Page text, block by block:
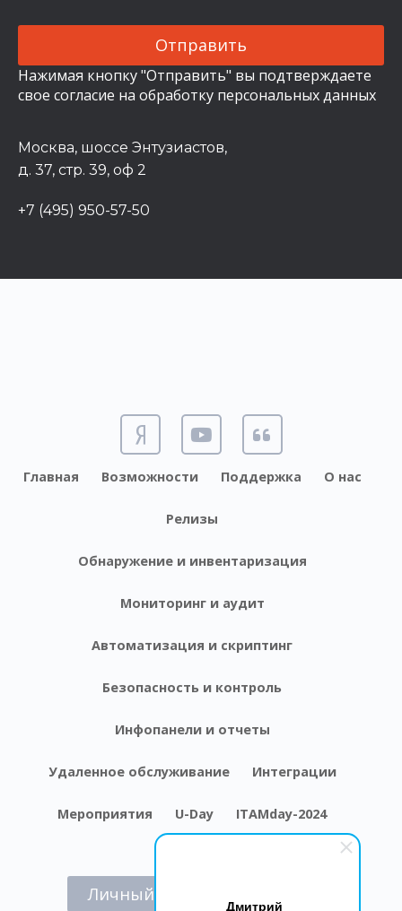
Дмитрий
Нажимая кнопку "Отправить" вы подтверждаете
свое согласие на обработку персональных данных
Москва, шоссе Энтузиастов,
д. 37, стр. 39, оф 2
+7 (495) 950-57-50
Главная Возможности Поддержка О нас
Релизы
Обнаружение и инвентаризация
Мониторинг и аудит
Автоматизация и скриптинг
Безопасность и контроль
Инфопанели и отчеты
Удаленное обслуживание Интеграции
Мероприятия U-Day ITAMday-2024
Личный кабинет